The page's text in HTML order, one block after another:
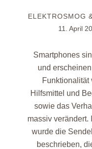
ELEKTROSMOG
11. April
Smartphones
und
Funktionalität
Hilfsmittel und
sowie das
massiv verändert.
wurde die
beschrieben,